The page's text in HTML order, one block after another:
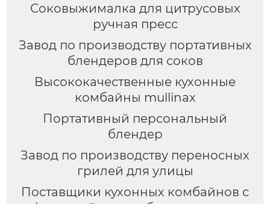
Соковыжималка для цитрусовых
ручная пресс
Завод по производству портативных
блендеров для соков
Высококачественные кухонные
комбайны mullinax
Портативный персональный
блендер
Завод по производству переносных
грилей для улицы
Поставщики кухонных комбайнов с